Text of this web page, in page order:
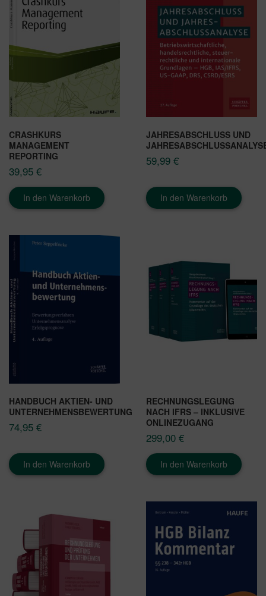
CRASHKURS
MANAGEMENT
REPORTING
39,95 €
In den Warenkorb
JAHRESABSCHLUSS UND
59,99 €
In den Warenkorb
HANDBUCH AKTIEN- UND
UNTERNEHMENSBEWERTUNG
74,95 €
In den Warenkorb
RECHNUNGSLEGUNG
NACH IFRS – INKLUSIVE
ONLINEZUGANG
299,00 €
In den Warenkorb